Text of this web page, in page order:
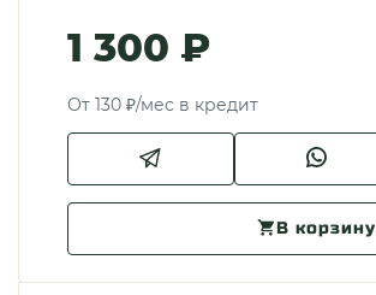
1 300 ₽
От 130 ₽/мес в кредит
В корзину